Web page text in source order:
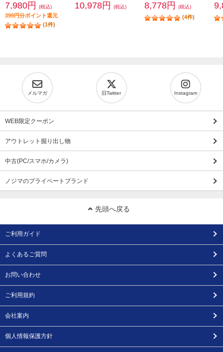
7,980円 (税込)
399円分ポイント還元
(1件)
10,978円 (税込) 8,778円 (税込)
(4件)
メルマガ 旧Twitter Instagram
WEB限定クーポン
アウトレット掘り出し物
中古(PC/スマホ/カメラ)
ノジマのプライベートブランド
先頭へ戻る
ご利用ガイド
よくあるご質問
お問い合わせ
ご利用規約
会社案内
個人情報保護方針